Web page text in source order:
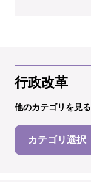
行政改革
他のカテゴリを見る
カテゴリ選択